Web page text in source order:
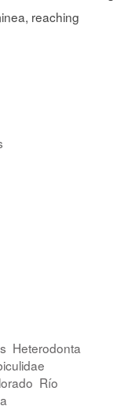
reaching
Heterodonta
Río